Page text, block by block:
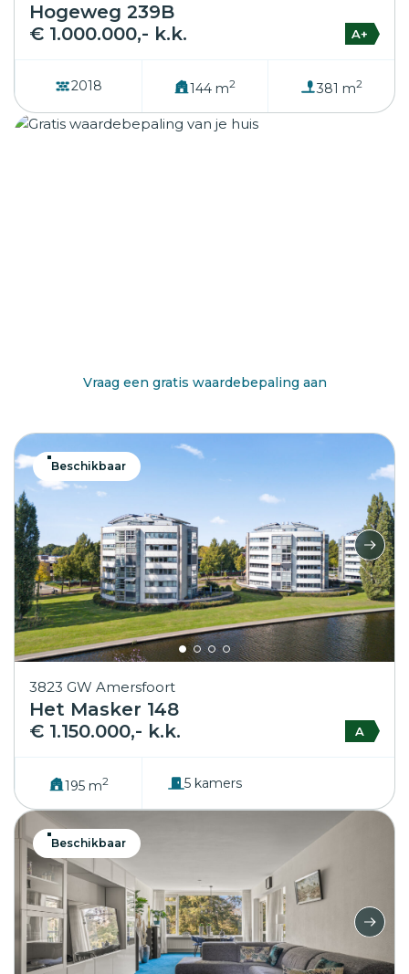
Hogeweg 239B
€ 1.000.000,- k.k.
A+
2018 144 m2 381 m2
Vraag een gratis waardebepaling aan
3823 GW Amersfoort
Het Masker 148
€ 1.150.000,- k.k.
A
195 m2 5 kamers
Beschikbaar
Beschikbaar